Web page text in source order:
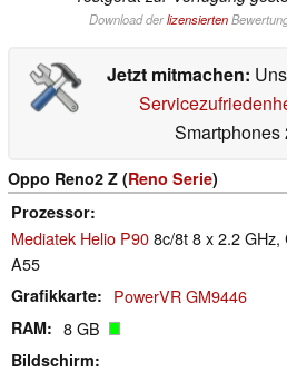
Download derlizensierten
Jetzt mitmachen:
Smartphones
Oppo Reno2 Z (Reno Serie)
Prozessor
Mediatek Helio P908c/8t 8 x 2.2 GHz,
A55
Grafikkarte PowerVR GM9446
RAM 8 GB
Bildschirm